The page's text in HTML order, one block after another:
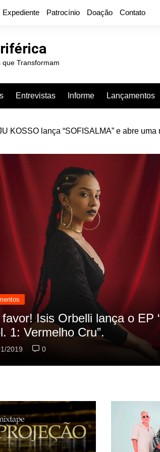
Expediente Patrocínio Doação Contato
que Transformam
Entrevistas Informe Lançamentos
relança a mixtape “Projeção”, de
nos HQs as referencias
2019 0